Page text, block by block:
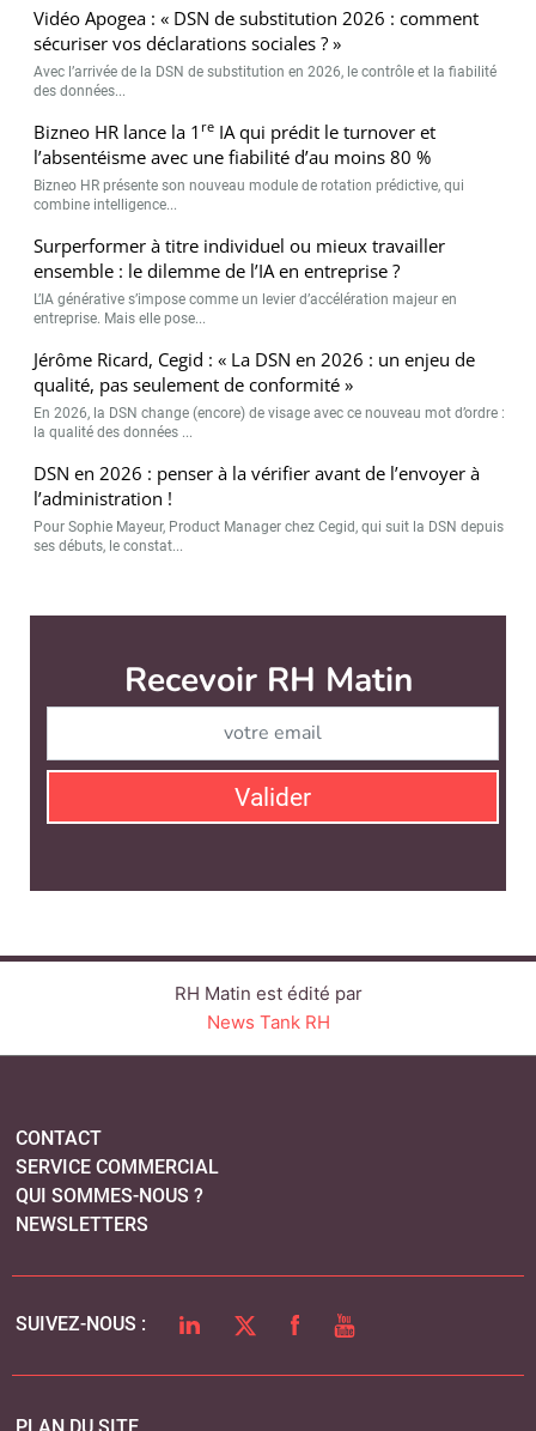
Vidéo Apogea : « DSN de substitution 2026 : comment
sécuriser vos déclarations sociales ? »
Avec l’arrivée de la DSN de substitution en 2026, le contrôle et la fiabilité
des données...
Bizneo HR lance la 1 re IA qui prédit le turnover et
l’absentéisme avec une fiabilité d’au moins 80 %
Bizneo HR présente son nouveau module de rotation prédictive, qui
combine intelligence...
Surperformer à titre individuel ou mieux travailler
ensemble : le dilemme de l’IA en entreprise ?
L’IA générative s’impose comme un levier d’accélération majeur en
entreprise. Mais elle pose...
Jérôme Ricard, Cegid : « La DSN en 2026 : un enjeu de
qualité, pas seulement de conformité »
En 2026, la DSN change (encore) de visage avec ce nouveau mot d’ordre :
la qualité des données ...
DSN en 2026 : penser à la vérifier avant de l’envoyer à
l’administration !
Pour Sophie Mayeur, Product Manager chez Cegid, qui suit la DSN depuis
ses débuts, le constat...
RH Matin est édité par
QUI SOMMES-NOUS ?
LINKEDINTWITTERFACEBOOK
MENTIONS LÉGALES
POLITIQUE DE CONFIDENTIALITÉ
COOKIES